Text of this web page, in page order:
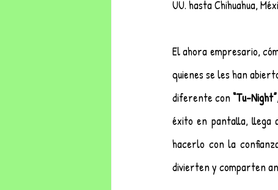
UU. hasta Chihuahua,
El ahora empresario,
quienes se les han
diferente con “Tu-
éxito en pantalla, llega
hacerlo con la
divierten y comparten